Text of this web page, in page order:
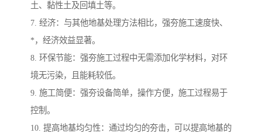
土、黏性土及回填土等。
7. 经济：与其他地基处理方法相比，强夯施工速度快、
*，经济效益显著。
8. 环保节能：强夯施工过程中无需添加化学材料，对环
境无污染，且能耗较低。
9. 施工简便：强夯设备简单，操作方便，施工过程易于
控制。
10. 提高地基均匀性：通过均匀的夯击，可以提高地基的